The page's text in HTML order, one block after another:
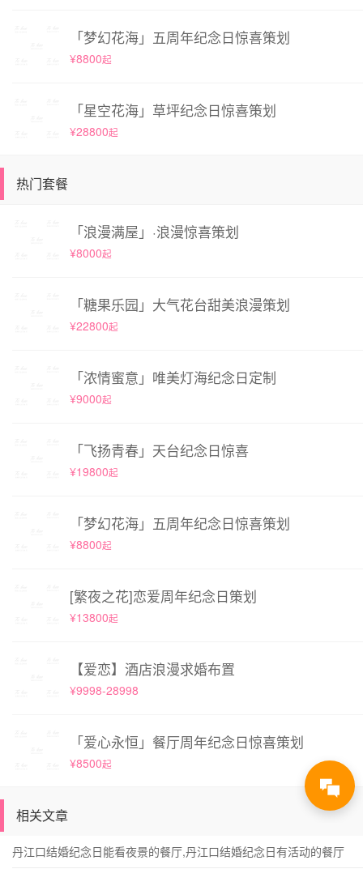
「梦幻花海」五周年纪念日惊喜策划
¥8800起
「星空花海」草坪纪念日惊喜策划
¥28800起
热门套餐
「浪漫满屋」·浪漫惊喜策划
¥8000起
「糖果乐园」大气花台甜美浪漫策划
¥22800起
「浓情蜜意」唯美灯海纪念日定制
¥9000起
「飞扬青春」天台纪念日惊喜
¥19800起
「梦幻花海」五周年纪念日惊喜策划
¥8800起
[繁夜之花]恋爱周年纪念日策划
¥13800起
【爱恋】酒店浪漫求婚布置
¥9998-28998
「爱心永恒」餐厅周年纪念日惊喜策划
¥8500起
相关文章
丹江口结婚纪念日能看夜景的餐厅,丹江口结婚纪念日有活动的餐厅